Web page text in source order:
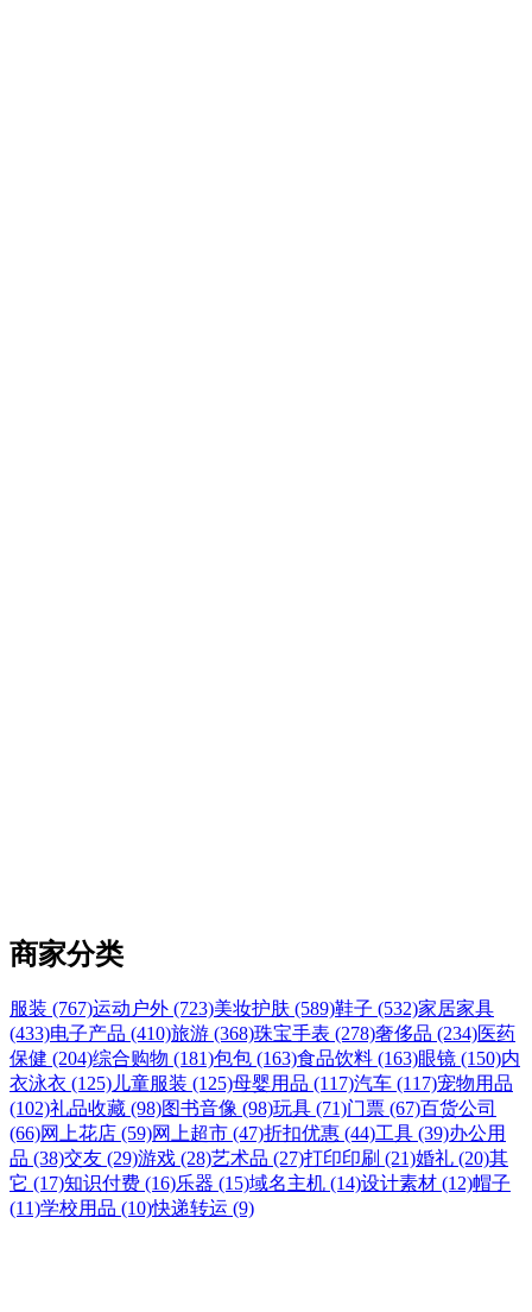
商家分类
服装 (767)运动户外 (723)美妆护肤 (589)鞋子 (532)家居家具
(433)电子产品 (410)旅游 (368)珠宝手表 (278)奢侈品 (234)医药
保健 (204)综合购物 (181)包包 (163)食品饮料 (163)眼镜 (150)内
衣泳衣 (125) 儿童服装 (125)母婴用品 (117)汽车 (117)宠物用品
(102)礼品收藏 (98)图书音像 (98)玩具 (71)门票 (67)百货公司
(66)网上花店 (59)网上超市 (47)折扣优惠 (44)工具 (39)办公用
品 (38)交友 (29)游戏 (28)艺术品 (27)打印印刷 (21)婚礼 (20)其
它 (17)知识付费 (16)乐器 (15)域名主机 (14)设计素材 (12)帽子
(11)学校用品 (10)快递转运 (9)